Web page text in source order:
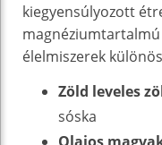
kiegyensúlyozott
élelmiszerek
Zöld leveles
sóska
Olajos